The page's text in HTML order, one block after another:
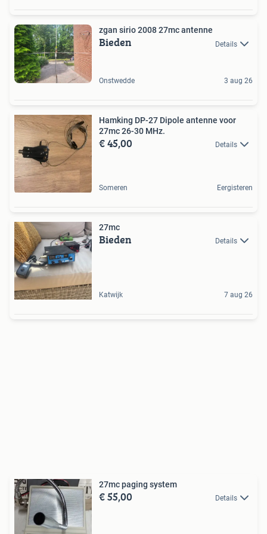
zgan sirio 2008 27mc antenne
Bieden Details
Onstwedde 3 aug 26
Hamking DP-27 Dipole antenne voor
27mc 26-30 MHz.
€ 45,00 Details
Someren Eergisteren
27mc
Bieden Details
Katwijk 7 aug 26
27mc paging system
€ 55,00 Details